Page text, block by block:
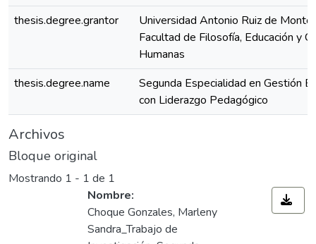
thesis.degree.grantor
Universidad Antonio Ruiz de
Facultad de Filosofía, Educación y
Humanas
thesis.degree.name
Segunda Especialidad en Gestión
con Liderazgo Pedagógico
Archivos
Bloque original
Mostrando 1 - 1 de 1
Nombre:
Choque Gonzales, Marleny
Sandra_Trabajo de